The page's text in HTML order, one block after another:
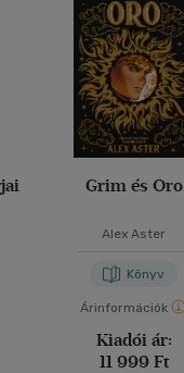
Grim és Oro
Alex Aster
Könyv
Árinformációk
Kiadói ár:
11 999 Ft